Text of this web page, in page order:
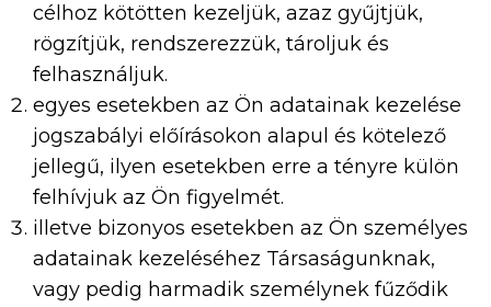
célhoz kötötten kezeljük, azaz gyűjtjük,
rögzítjük, rendszerezzük, tároljuk és
felhasználjuk.
egyes esetekben az Ön adatainak kezelése
jogszabályi előírásokon alapul és kötelező
jellegű, ilyen esetekben erre a tényre külön
felhívjuk az Ön figyelmét.
illetve bizonyos esetekben az Ön személyes
adatainak kezeléséhez Társaságunknak,
vagy pedig harmadik személynek fűződik